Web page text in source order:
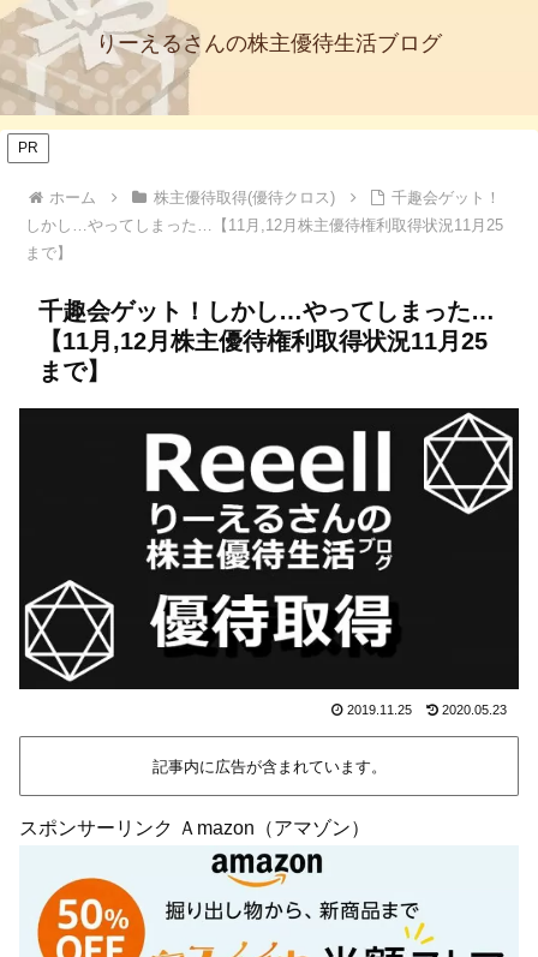
りーえるさんの株主優待生活ブログ
PR
ホーム 株主優待取得(優待クロス)
千趣会ゲット！
しかし…やってしまった…【11月,12月株主優待権利取得状況11月25
まで】
千趣会ゲット！しかし…やってしまった…
【11月,12月株主優待権利取得状況11月25
まで】
2019.11.25 2020.05.23
記事内に広告が含まれています。
スポンサーリンク Ａmazon（アマゾン）